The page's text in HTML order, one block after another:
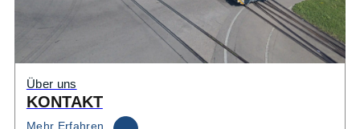
Über uns
KONTAKT
Mehr Erfahren